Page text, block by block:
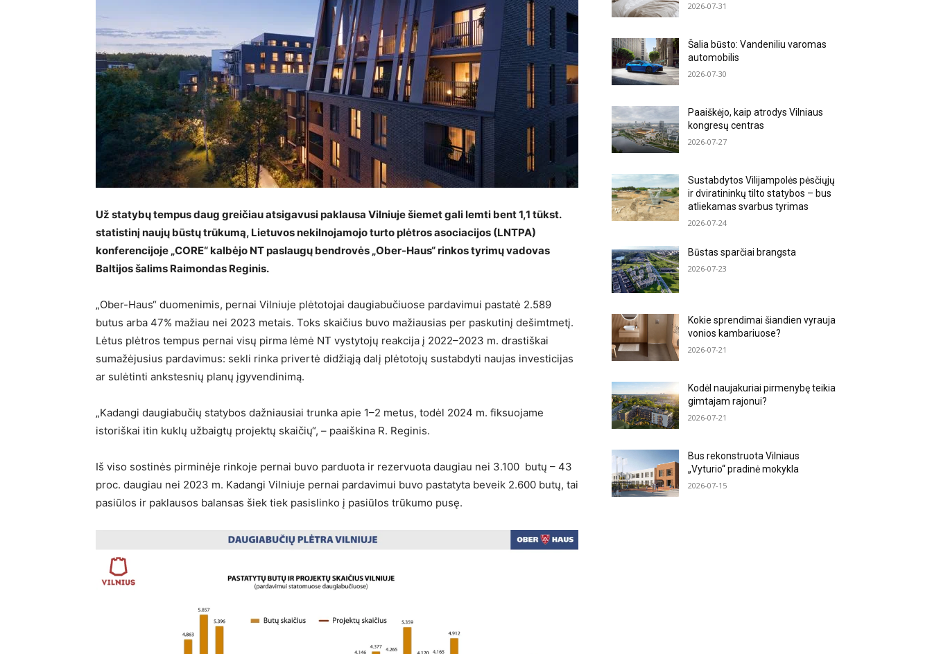
Už statybų tempus daug greičiau atsigavusi paklausa Vilniuje šiemet gali lemti bent 1,1 tūkst.
statistinį naujų būstų trūkumą, Lietuvos nekilnojamojo turto plėtros asociacijos (LNTPA)
konferencijoje „CORE“ kalbėjo NT paslaugų bendrovės „Ober-Haus“ rinkos tyrimų vadovas
Baltijos šalims Raimondas Reginis.
„Ober-Haus“ duomenimis, pernai Vilniuje plėtotojai daugiabučiuose pardavimui pastatė 2.589
butus arba 47% mažiau nei 2023 metais. Toks skaičius buvo mažiausias per paskutinį dešimtmetį.
Lėtus plėtros tempus pernai visų pirma lėmė NT vystytojų reakcija į 2022–2023 m. drastiškai
sumažėjusius pardavimus: sekli rinka privertė didžiąją dalį plėtotojų sustabdyti naujas investicijas
ar sulėtinti ankstesnių planų įgyvendinimą.
„Kadangi daugiabučių statybos dažniausiai trunka apie 1–2 metus, todėl 2024 m. fiksuojame
istoriškai itin kuklų užbaigtų projektų skaičių“, – paaiškina R. Reginis.
Iš viso sostinės pirminėje rinkoje pernai buvo parduota ir rezervuota daugiau nei 3.100 butų – 43
proc. daugiau nei 2023 m. Kadangi Vilniuje pernai pardavimui buvo pastatyta beveik 2.600 butų, tai
pasiūlos ir paklausos balansas šiek tiek pasislinko į pasiūlos trūkumo pusę.
2026-07-31
Šalia būsto: Vandeniliu varomas
automobilis
2026-07-30
Paaiškėjo, kaip atrodys Vilniaus
kongresų centras
2026-07-27
Sustabdytos Vilijampolės pėsčiųjų
ir dviratininkų tilto statybos – bus
atliekamas svarbus tyrimas
2026-07-24
Būstas sparčiai brangsta
2026-07-23
Kokie sprendimai šiandien vyrauja
vonios kambariuose?
2026-07-21
Kodėl naujakuriai pirmenybę teikia
gimtajam rajonui?
2026-07-21
Bus rekonstruota Vilniaus
„Vyturio“ pradinė mokykla
2026-07-15